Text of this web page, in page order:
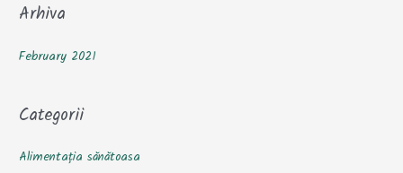
Arhiva
February 2021
Categorii
Alimentația sănătoasa